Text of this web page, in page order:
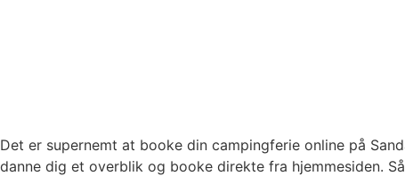
Det er supernemt at booke din campingferie online på
danne dig et overblik og booke direkte fra hjemmesiden.